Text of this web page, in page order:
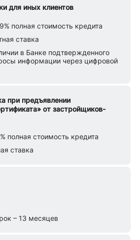
для иных клиентов
полная стоимость кредита
ставка
в Банке подтвержденного
информации через цифровой
при предъявлении
от застройщиков-
полная стоимость кредита
ставка
– 13 месяцев